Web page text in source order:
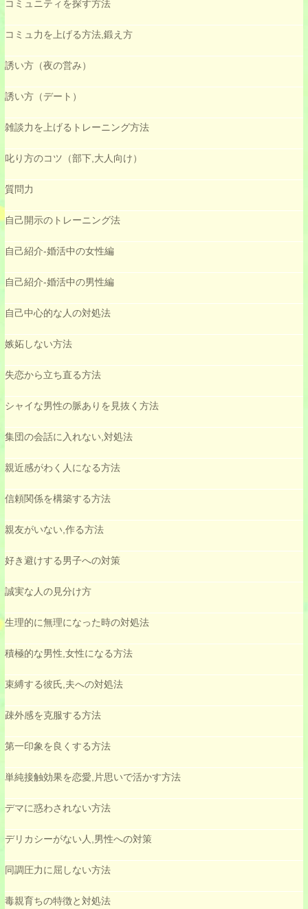
コミュニティを探す方法
コミュ力を上げる方法,鍛え方
誘い方（夜の営み）
誘い方（デート）
雑談力を上げるトレーニング方法
叱り方のコツ（部下,大人向け）
質問力
自己開示のトレーニング法
自己紹介-婚活中の女性編
自己紹介-婚活中の男性編
自己中心的な人の対処法
嫉妬しない方法
失恋から立ち直る方法
シャイな男性の脈ありを見抜く方法
集団の会話に入れない,対処法
親近感がわく人になる方法
信頼関係を構築する方法
親友がいない,作る方法
好き避けする男子への対策
誠実な人の見分け方
生理的に無理になった時の対処法
積極的な男性,女性になる方法
束縛する彼氏,夫への対処法
疎外感を克服する方法
第一印象を良くする方法
単純接触効果を恋愛,片思いで活かす方法
デマに惑わされない方法
デリカシーがない人,男性への対策
同調圧力に屈しない方法
毒親育ちの特徴と対処法